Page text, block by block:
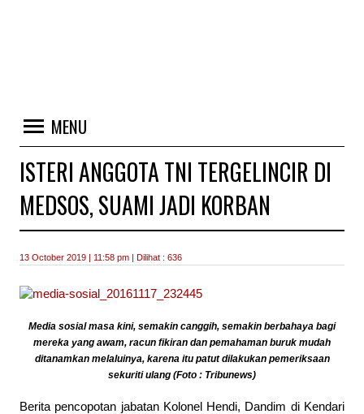
MENU
ISTERI ANGGOTA TNI TERGELINCIR DI
MEDSOS, SUAMI JADI KORBAN
13 October 2019 | 11:58 pm | Dilihat : 636
Media sosial masa kini, semakin canggih, semakin berbahaya bagi
mereka yang awam, racun fikiran dan pemahaman buruk mudah
ditanamkan melaluinya, karena itu patut dilakukan pemeriksaan
sekuriti ulang (Foto : Tribunews)
Berita pencopotan jabatan Kolonel Hendi, Dandim di Kendari